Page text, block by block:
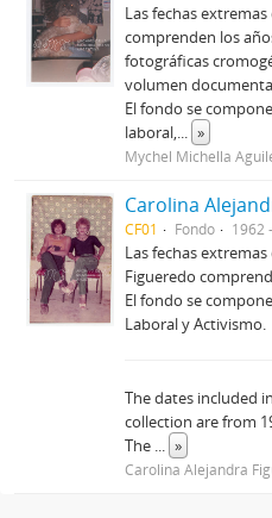
Las fechas
comprenden los
fotográficas
volumen
El fondo se
laboral,... »
Mychel Michella
Carolina
CF01 Fondo 1962
Las fechas
Figueredo
El fondo se
Laboral y Activismo.
The dates included
collection are from
The ... »
Carolina Alejandra